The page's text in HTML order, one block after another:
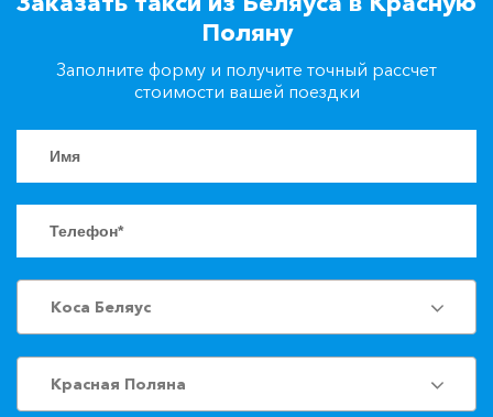
Заказать такси
Поляну
Заполните форму и получите точный рассчет
стоимости вашей поездки
Коса Беляус
Красная Поляна